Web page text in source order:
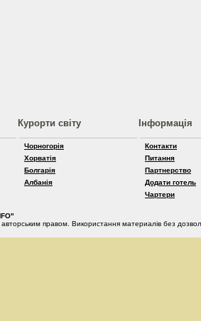
Курорти світу
Чорногорія
Хорватія
Болгарія
Албанія
Інформація
Контакти
Питання
Партнерство
Додати готель
Чартери
правом. Використання материалів без